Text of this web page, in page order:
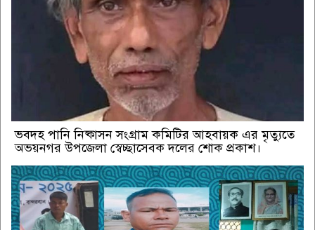
ভবদহ পানি নিষ্কাসন সংগ্রাম কমিটির আহবায়ক এর মৃত্যুতে
অভয়নগর উপজেলা স্বেচ্ছাসেবক দলের শোক প্রকাশ।